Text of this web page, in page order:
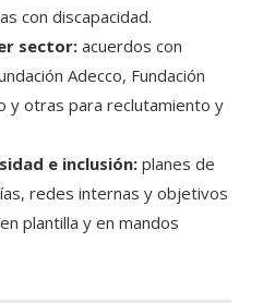
con discapacidad.
sector: acuerdos con
Adecco, Fundación
y otras para reclutamiento y
e inclusión: planes de
redes internas y objetivos
plantilla y en mandos